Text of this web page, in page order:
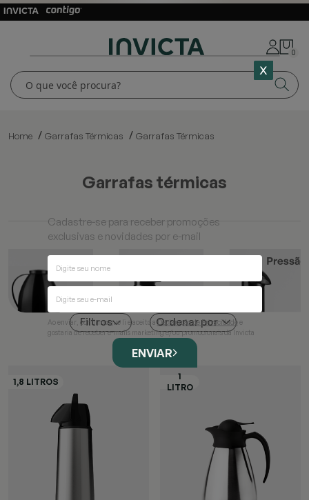
0
Home Garrafas Térmicas Garrafas Térmicas
garrafas térmicas
Filtros Ordenar por
Cadastre-se para receber promoções
exclusivas e novidades por e-mail
Ao enviar, confirmo que li e aceito aDeclaração de Privacidadee
gostaria de receber e-mails marketing e/ou promocionais da Invicta
ENVIAR